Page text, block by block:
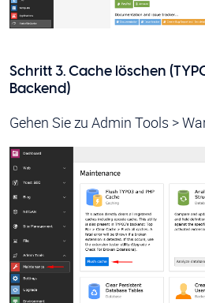
Schritt 3. Cache löschen
Backend)
Gehen Sie zu Admin Tools >